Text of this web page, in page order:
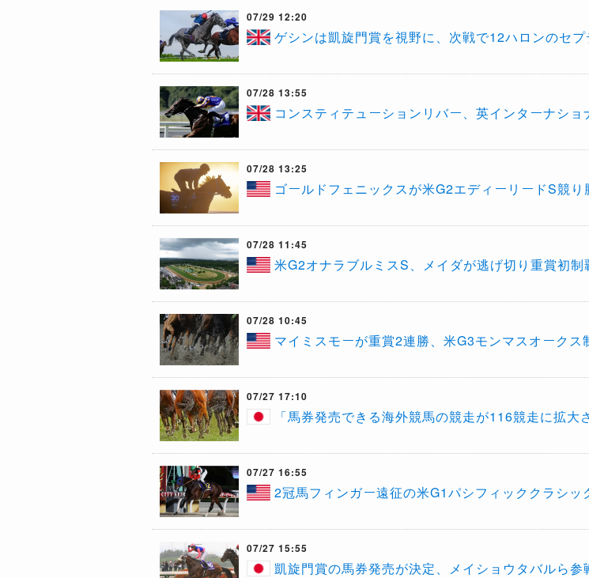
07/29 12:20
ゲシンは凱旋門賞を視野に、次戦で12ハロンのセ
07/28 13:55
コンスティテューションリバー、英インターナシ
07/28 13:25
ゴールドフェニックスが米G2エディーリードS競
07/28 11:45
米G2オナラブルミスS、メイダが逃げ切り重賞初制
07/28 10:45
マイミスモーが重賞2連勝、米G3モンマスオークス
07/27 17:10
「馬券発売できる海外競馬の競走が116競走に拡
07/27 16:55
2冠馬フィンガー遠征の米G1パシフィッククラシ
07/27 15:55
凱旋門賞の馬券発売が決定、メイショウタバルら参